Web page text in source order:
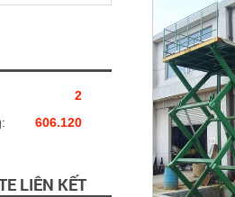
2
606.120
LIÊN KẾT